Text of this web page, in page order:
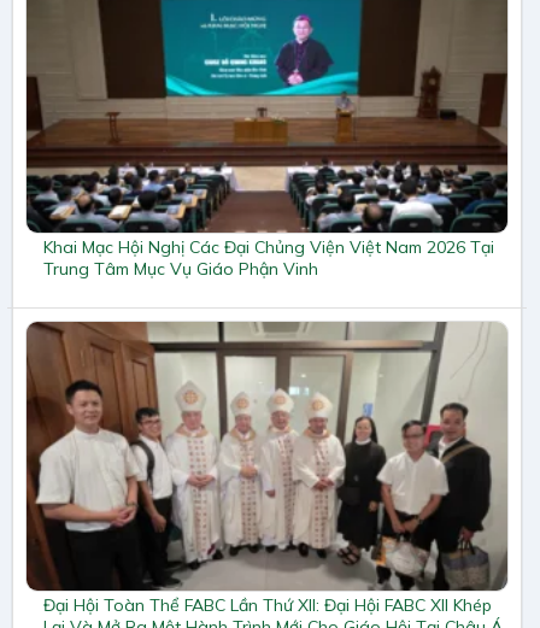
Khai Mạc Hội Nghị Các Đại Chủng Viện Việt Nam 2026 Tại
Trung Tâm Mục Vụ Giáo Phận Vinh
Đại Hội Toàn Thể FABC Lần Thứ XII: Đại Hội FABC XII Khép